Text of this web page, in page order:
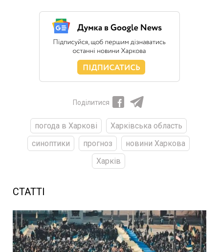
Поділитися
погода в Харкові
Харківська область
синоптики
прогноз
новини Харкова
Харків
СТАТТІ